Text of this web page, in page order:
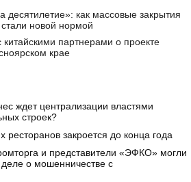
как массовые закрытия
новой нормой
китайскими партнерами о проекте
крае
ждет централизации властями
строек?
ресторанов закроется до конца года
и представители «ЭФКО» могли
о мошенничестве с